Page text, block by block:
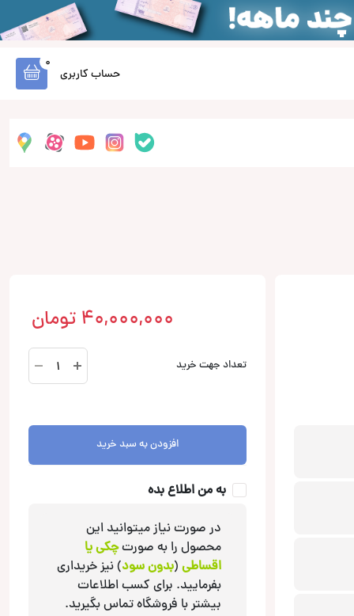
حساب کاربری
0
40,000,000 تومان
تعداد جهت خرید
R
08
آدیو
System
عدد
افزودن به سبد خرید
به من اطلاع بده
در صورت نیاز میتوانید این
محصول را به صورتچکی یا
اقساطی (بدون سود) نیز خریداری
بفرمایید. برای کسب اطلاعات
بیشتر با فروشگاه تماس بگیرید.